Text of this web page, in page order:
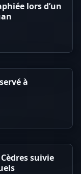
lors d’un
à
suivie